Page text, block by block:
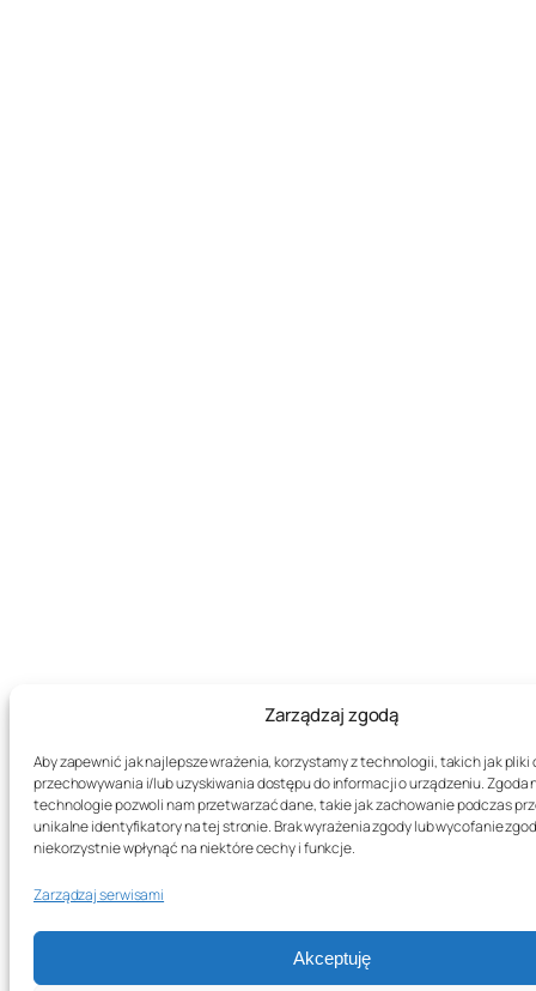
Zarządzaj zgodą
Aby zapewnić jak najlepsze wrażenia, korzystamy z technologii, takich jak pliki
przechowywania i/lub uzyskiwania dostępu do informacji o urządzeniu. Zgoda
technologie pozwoli nam przetwarzać dane, takie jak zachowanie podczas
unikalne identyfikatory na tej stronie. Brak wyrażenia zgody lub wycofanie
niekorzystnie wpłynąć na niektóre cechy i funkcje.
Zarządzaj serwisami
Akceptuję